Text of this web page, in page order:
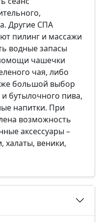
Другие СПА
пилинг и массажи
водные запасы
чашечки
чая, либо
большой выбор
бутылочного пива,
напитки. При
возможность
аксессуары –
халаты, веники,